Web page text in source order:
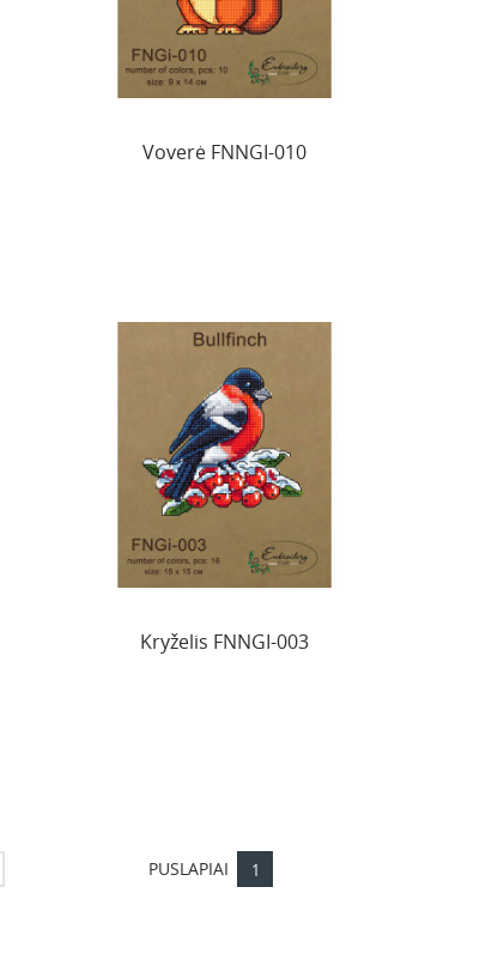
Voverė FNNGI-010
Kryželis FNNGI-003
PUSLAPIAI 1